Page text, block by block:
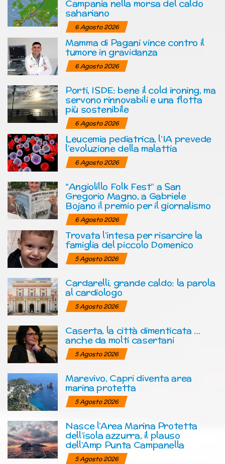
Campania nella morsa del caldo
sahariano
6 Agosto 2026
Mamma di Pagani vince contro il
tumore in gravidanza
6 Agosto 2026
Porti, ISDE: bene il cold ironing, ma
servono rinnovabili e una flotta
più sostenibile
6 Agosto 2026
Leucemia pediatrica, l’IA prevede
l’evoluzione della malattia
6 Agosto 2026
“Angiolillo Folk Fest” a San
Gregorio Magno, a Gabriele
Bojano il premio per il giornalismo
6 Agosto 2026
Trovata l’intesa per risarcire la
famiglia del piccolo Domenico
5 Agosto 2026
Cardarelli, grande caldo: la parola
al cardiologo
5 Agosto 2026
Caserta, la città dimenticata …
anche da molti casertani
5 Agosto 2026
Marevivo, Capri diventa area
marina protetta
5 Agosto 2026
Nasce l’Area Marina Protetta
dell’isola azzurra, il plauso
dell’Amp Punta Campanella
5 Agosto 2026